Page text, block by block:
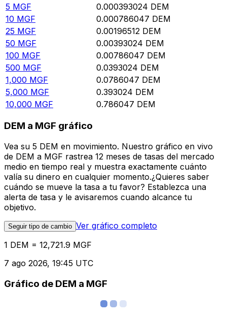
5 MGF 0.000393024 DEM
10 MGF 0.000786047 DEM
25 MGF 0.00196512 DEM
50 MGF 0.00393024 DEM
100 MGF 0.00786047 DEM
500 MGF 0.0393024 DEM
1,000 MGF 0.0786047 DEM
5,000 MGF 0.393024 DEM
10,000 MGF 0.786047 DEM
DEM a MGF gráfico
Vea su 5 DEM en movimiento. Nuestro gráfico en vivo
de DEM a MGF rastrea 12 meses de tasas del mercado
medio en tiempo real y muestra exactamente cuánto
valía su dinero en cualquier momento.¿Quieres saber
cuándo se mueve la tasa a tu favor? Establezca una
alerta de tasa y le avisaremos cuando alcance tu
objetivo.
Seguir tipo de cambio Ver gráfico completo
1 DEM = 12,721.9 MGF
7 ago 2026, 19:45 UTC
Gráfico de DEM a MGF